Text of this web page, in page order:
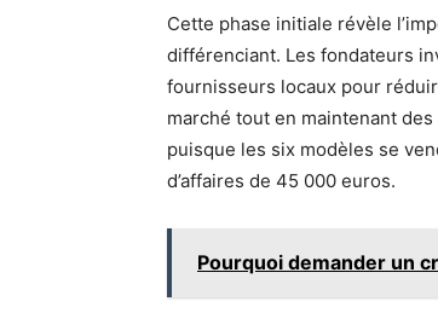
Cette phase initiale révèle
différenciant. Les fondateurs
fournisseurs locaux pour
marché tout en maintenant
puisque les six modèles se
d’affaires de 45 000 euros.
Pourquoi demander un